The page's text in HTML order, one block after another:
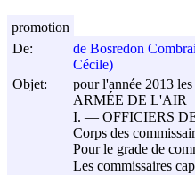
De:
de Bosredon
Cécile)
Objet:
pour l'année 2013
ARMÉE DE L'AIR
I. ― OFFICIERS
Corps des
Pour le grade de
Les commissaires
promotion